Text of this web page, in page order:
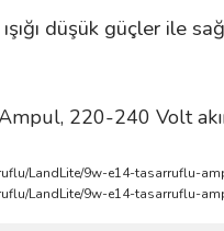
düşük güçler ile
220-240 Volt